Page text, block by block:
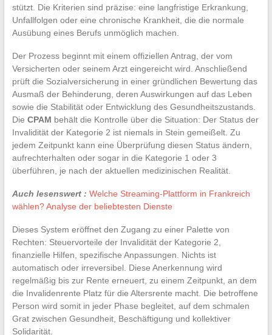
stützt. Die Kriterien sind präzise: eine langfristige Erkrankung,
Unfallfolgen oder eine chronische Krankheit, die die normale
Ausübung eines Berufs unmöglich machen.
Der Prozess beginnt mit einem offiziellen Antrag, der vom
Versicherten oder seinem Arzt eingereicht wird. Anschließend
prüft die Sozialversicherung in einer gründlichen Bewertung das
Ausmaß der Behinderung, deren Auswirkungen auf das Leben
sowie die Stabilität oder Entwicklung des Gesundheitszustands.
Die CPAM behält die Kontrolle über die Situation: Der Status der
Invalidität der Kategorie 2 ist niemals in Stein gemeißelt. Zu
jedem Zeitpunkt kann eine Überprüfung diesen Status ändern,
aufrechterhalten oder sogar in die Kategorie 1 oder 3
überführen, je nach der aktuellen medizinischen Realität.
Auch lesenswert : Welche Streaming-Plattform in Frankreich
wählen? Analyse der beliebtesten Dienste
Dieses System eröffnet den Zugang zu einer Palette von
Rechten: Steuervorteile der Invalidität der Kategorie 2,
finanzielle Hilfen, spezifische Anpassungen. Nichts ist
automatisch oder irreversibel. Diese Anerkennung wird
regelmäßig bis zur Rente erneuert, zu einem Zeitpunkt, an dem
die Invalidenrente Platz für die Altersrente macht. Die betroffene
Person wird somit in jeder Phase begleitet, auf dem schmalen
Grat zwischen Gesundheit, Beschäftigung und kollektiver
Solidarität.